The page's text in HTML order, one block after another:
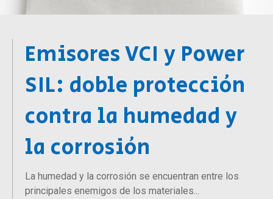
Emisores VCI y Power
SIL: doble protección
contra la humedad y
la corrosión
La humedad y la corrosión se encuentran entre los
principales enemigos de los materiales...